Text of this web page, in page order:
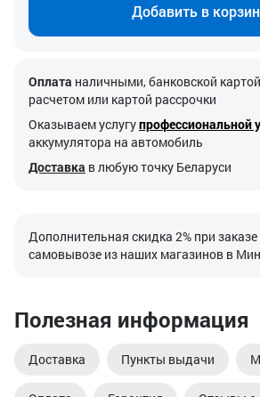
Добавить в
Оплата наличными, банковской
расчетом или картой рассрочки
Оказываем услугупрофессиональной
аккумулятора на автомобиль
Доставка в любую точку Беларуси
Дополнительная скидка 2% при заказе
самовывозе из наших магазинов в
Полезная информация
Доставка Пункты выдачи